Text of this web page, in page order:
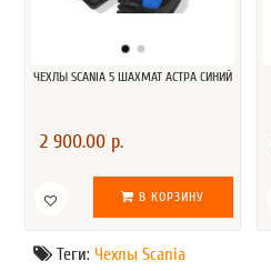
ЧЕХЛЫ SCANIA 5 ШАХМАТ АСТРА СИНИЙ
2 900.00 р.
В КОРЗИНУ
Теги: Чехлы Scania